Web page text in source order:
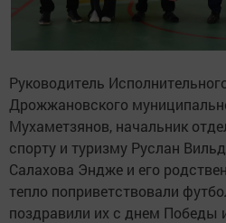
Руководитель
Дрожжановского
Мухаметзянов, начальник
спорту и туризму Руслан
Салахова Эндже и его
тепло поприветствовали
поздравили их с днем Победы